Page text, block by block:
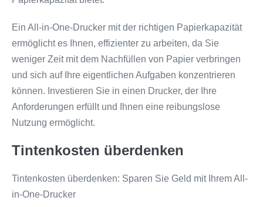
Ein All-in-One-Drucker mit der richtigen Papierkapazität
ermöglicht es Ihnen, effizienter zu arbeiten, da Sie
weniger Zeit mit dem Nachfüllen von Papier verbringen
und sich auf Ihre eigentlichen Aufgaben konzentrieren
können. Investieren Sie in einen Drucker, der Ihre
Anforderungen erfüllt und Ihnen eine reibungslose
Nutzung ermöglicht.
Tintenkosten überdenken
Tintenkosten überdenken: Sparen Sie Geld mit Ihrem All-
in-One-Drucker